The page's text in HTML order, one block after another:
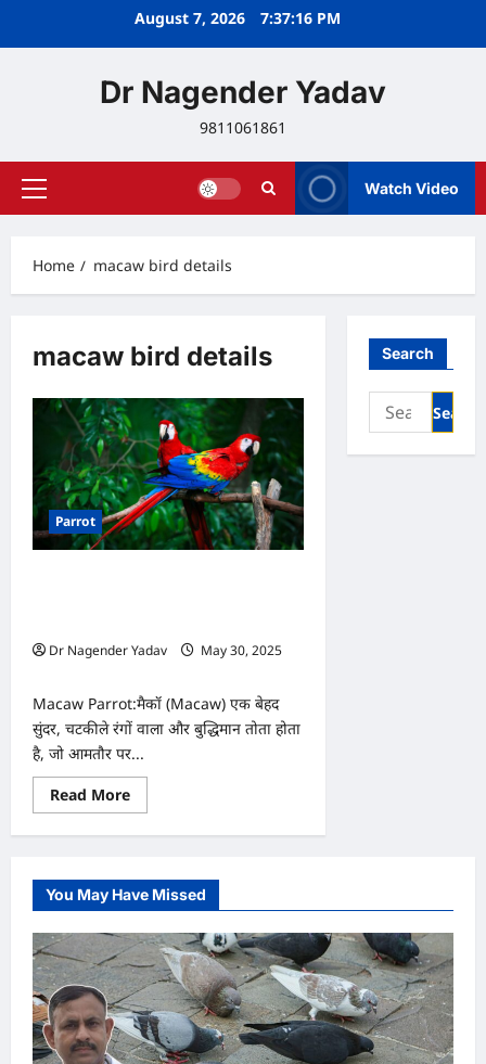
August 7, 2026 7:37:17 PM
Dr Nagender Yadav
9811061861
Primary
Watch Video
Home macaw bird details
macaw bird details
Parrot
Dr Nagender Yadav
May 30, 2025
Macaw Parrot:मैकॉ (Macaw) एक बेहद
सुंदर, चटकीले रंगों वाला और बुद्धिमान तोता होता
है, जो आमतौर पर...
Read MoreRead
more
बुद्धिमानी,सुंदरता
उम्र
का
अनोखा
संगम,
जानें
रंग-
बिरंगे
Macaw
तोते
की
खास
बातें
Search
Search
for:
You May Have Missed